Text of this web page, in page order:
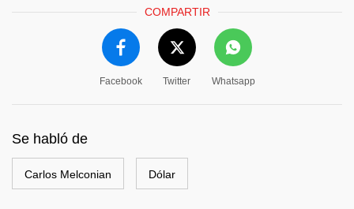
COMPARTIR
Facebook Twitter Whatsapp
Se habló de
Carlos Melconian Dólar